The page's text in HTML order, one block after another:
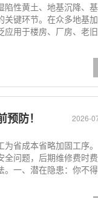
性黄土、地基沉降、
键环节。在众多地基
用于楼房、厂房、老
2026-
防！
省成本省略加固工序
问题，后期维修费时
一、潜在隐患：你不